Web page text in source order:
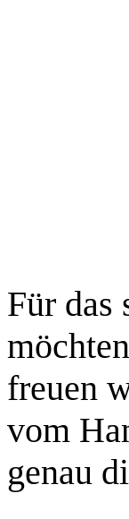
Für das
freuen
vom
genau